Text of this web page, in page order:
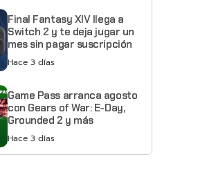
Final Fantasy XIV llega a
Switch 2 y te deja jugar un
mes sin pagar suscripción
Hace 3 días
Game Pass arranca agosto
con Gears of War: E-Day,
Grounded 2 y más
Hace 3 días